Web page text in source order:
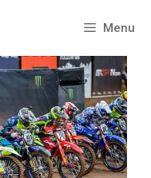
Menu